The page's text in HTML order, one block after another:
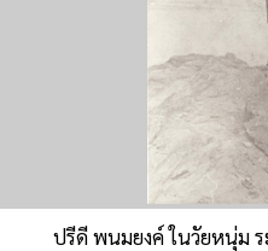
ปรีดี พนมยงค์ ในวัยหนุ่ม